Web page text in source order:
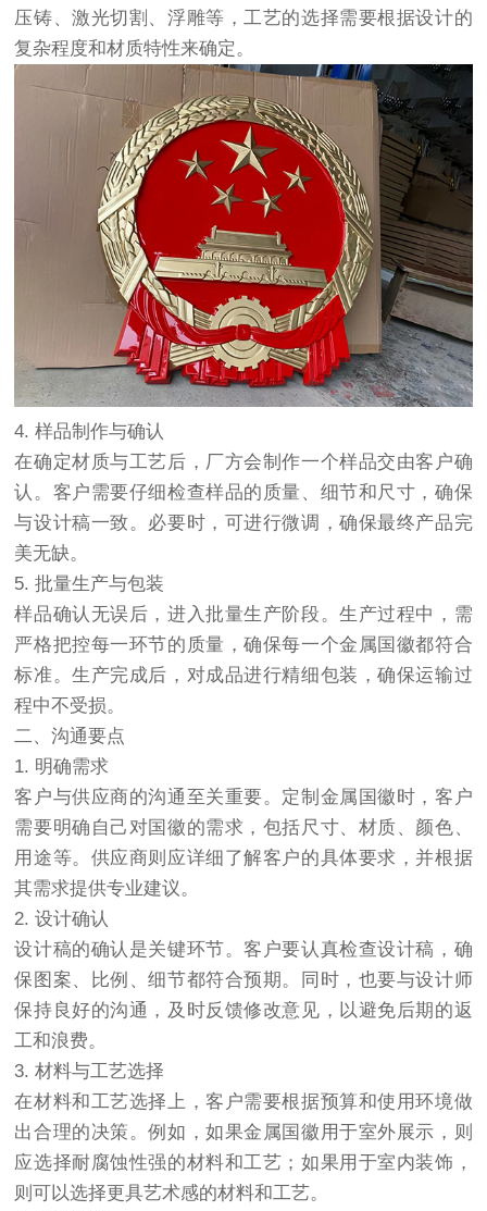
压铸、激光切割、浮雕等，工艺的选择需要根据设计的
复杂程度和材质特性来确定。
4. 样品制作与确认
在确定材质与工艺后，厂方会制作一个样品交由客户确
认。客户需要仔细检查样品的质量、细节和尺寸，确保
与设计稿一致。必要时，可进行微调，确保最终产品完
美无缺。
5. 批量生产与包装
样品确认无误后，进入批量生产阶段。生产过程中，需
严格把控每一环节的质量，确保每一个金属国徽都符合
标准。生产完成后，对成品进行精细包装，确保运输过
程中不受损。
二、沟通要点
1. 明确需求
客户与供应商的沟通至关重要。定制金属国徽时，客户
需要明确自己对国徽的需求，包括尺寸、材质、颜色、
用途等。供应商则应详细了解客户的具体要求，并根据
其需求提供专业建议。
2. 设计确认
设计稿的确认是关键环节。客户要认真检查设计稿，确
保图案、比例、细节都符合预期。同时，也要与设计师
保持良好的沟通，及时反馈修改意见，以避免后期的返
工和浪费。
3. 材料与工艺选择
在材料和工艺选择上，客户需要根据预算和使用环境做
出合理的决策。例如，如果金属国徽用于室外展示，则
应选择耐腐蚀性强的材料和工艺；如果用于室内装饰，
则可以选择更具艺术感的材料和工艺。